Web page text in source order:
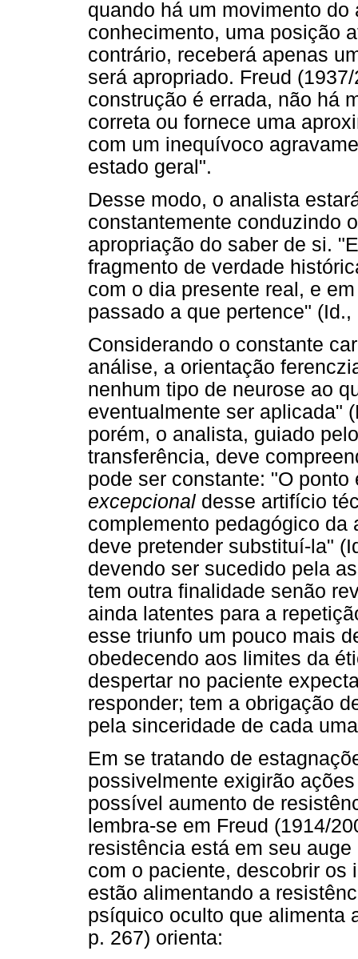
quando há um movimento
conhecimento, uma posição
contrário, receberá apenas
será apropriado. Freud
construção é errada, não há
correta ou fornece uma
com um inequívoco
estado geral".
Desse modo, o analista
constantemente conduzindo
apropriação do saber de si.
fragmento de verdade
com o dia presente real, e
passado a que pertence" (Id.,
Considerando o constante
análise, a orientação
nenhum tipo de neurose ao
eventualmente ser aplicada"
porém, o analista, guiado
transferência, deve
pode ser constante: "O
excepcional desse artifício
complemento pedagógico
deve pretender substituí-la"
devendo ser sucedido pela
tem outra finalidade senão
ainda latentes para a
esse triunfo um pouco mais
obedecendo aos limites da
despertar no paciente
responder; tem a obrigação
pela sinceridade de cada
Em se tratando de
possivelmente exigirão
possível aumento de
lembra-se em Freud (1914/
resistência está em seu
com o paciente, descobrir os
estão alimentando a
psíquico oculto que alimenta
p. 267) orienta: